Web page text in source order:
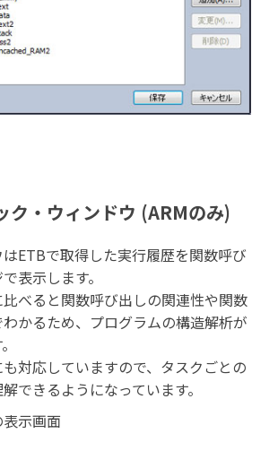
ク・ウィンドウ (ARMのみ)
ETBで取得した実行履歴を関数呼び
表示します。
べると関数呼び出しの関連性や関数
かるため、プログラムの構造解析が
対応していますので、タスクごとの
できるようになっています。
示画面